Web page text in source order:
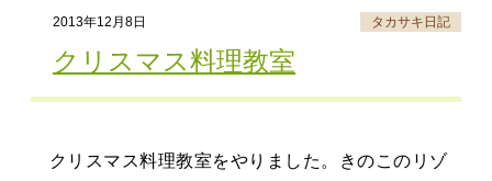
2013年12月8日 タカサキ日記
クリスマス料理教室
クリスマス料理教室をやりました。きのこのリゾ